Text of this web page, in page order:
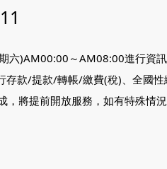
六)AM00:00～AM08:00進行資
款/提款/轉帳/繳費(稅)、全國
將提前開放服務，如有特殊情